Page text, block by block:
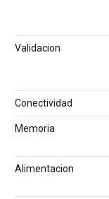
Validacion
Conectividad
Memoria
Alimentacion